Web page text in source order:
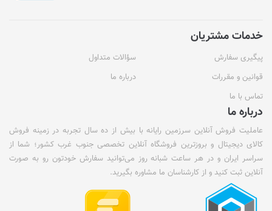
خدمات مشتریان
پیگیری سفارش
سؤالات متداول
قوانین و مقررات
درباره ما
تماس با ما
درباره ما
عاملیت فروش آنلاین سرزمین رایانه با بیش از ده سال تجربه در زمینه فروش
کالای دیجیتال و بروزترین فروشگاه آنلاین تخصصی جنوب غرب کشور؛ شما از
سراسر ایران و در هر ساعت شبانه روز می‌توانید سفارش خودتون رو به صورت
آنلاین ثبت کنید و از کارشناسان ما مشاوره بگیرید.